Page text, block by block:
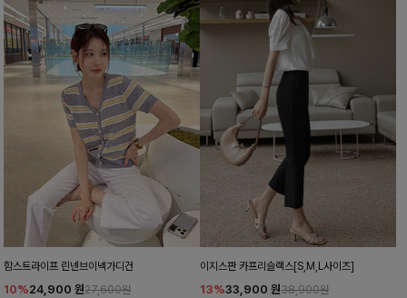
함스트라이프 린넨브이넥가디건
10%24,900 원27,600원
이지스판 카프리슬랙스[S,M,L사이즈]
13%33,900 원38,900원